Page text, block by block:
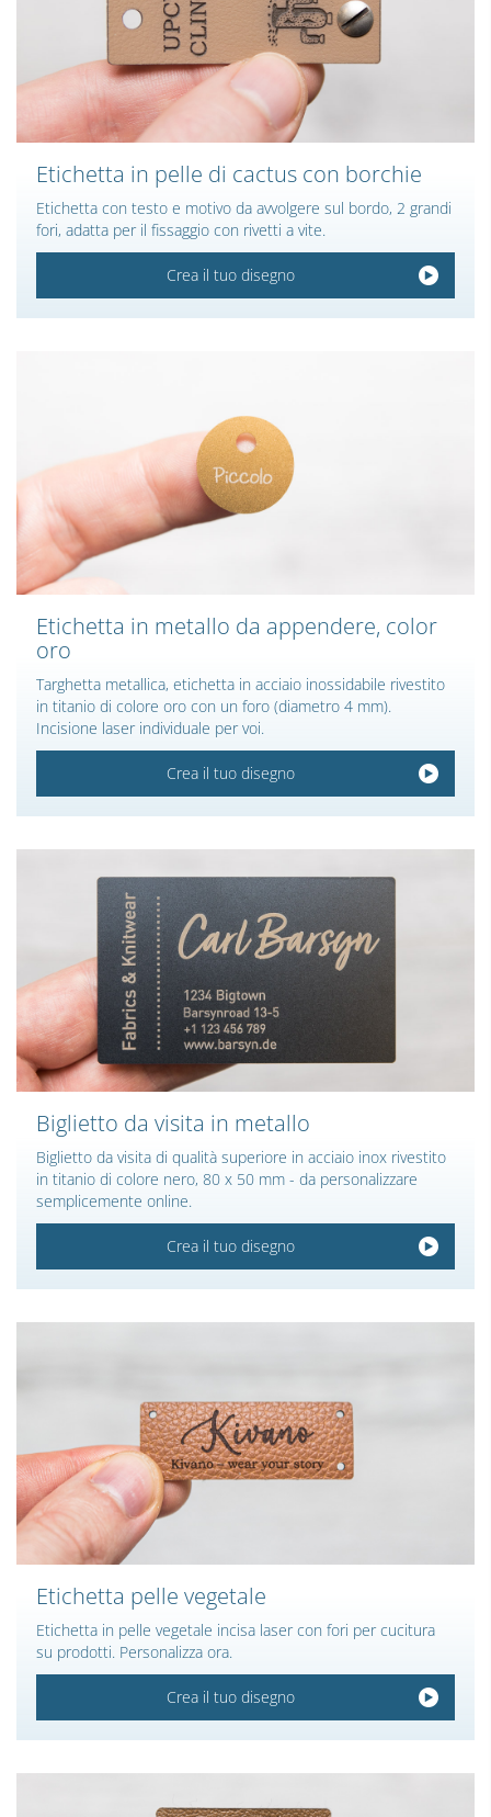
Etichetta in pelle di cactus con borchie
Etichetta con testo e motivo da avvolgere sul bordo, 2 grandi
fori, adatta per il fissaggio con rivetti a vite.
Crea il tuo disegno
Etichetta in metallo da appendere, color
oro
Targhetta metallica, etichetta in acciaio inossidabile rivestito
in titanio di colore oro con un foro (diametro 4 mm).
Incisione laser individuale per voi.
Crea il tuo disegno
Biglietto da visita in metallo
Biglietto da visita di qualità superiore in acciaio inox rivestito
in titanio di colore nero, 80 x 50 mm - da personalizzare
semplicemente online.
Crea il tuo disegno
Etichetta pelle vegetale
Etichetta in pelle vegetale incisa laser con fori per cucitura
su prodotti. Personalizza ora.
Crea il tuo disegno